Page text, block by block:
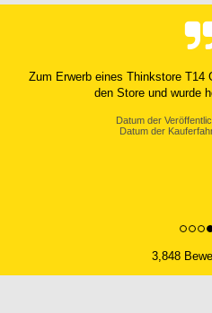
Zum Erwerb eines Thinkstore T14
den Store und wurde
Datum der
Datum der
3,848